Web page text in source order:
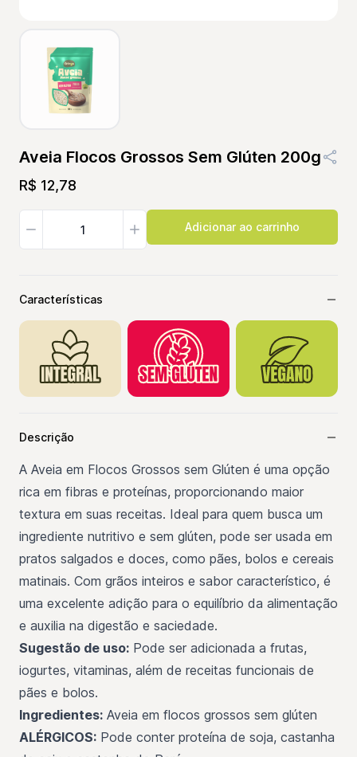
Aveia Flocos Grossos Sem Glúten 200g
R$ 12,78
Características
Descrição
A Aveia em Flocos Grossos sem Glúten é uma opção
rica em fibras e proteínas, proporcionando maior
textura em suas receitas. Ideal para quem busca um
ingrediente nutritivo e sem glúten, pode ser usada em
pratos salgados e doces, como pães, bolos e cereais
matinais. Com grãos inteiros e sabor característico, é
uma excelente adição para o equilíbrio da alimentação
e auxilia na digestão e saciedade.
Sugestão de uso: Pode ser adicionada a frutas,
iogurtes, vitaminas, além de receitas funcionais de
pães e bolos.
Ingredientes: Aveia em flocos grossos sem glúten
ALÉRGICOS: Pode conter proteína de soja, castanha